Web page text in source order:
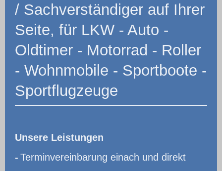
/ Sachverständiger auf Ihrer
Seite, für LKW - Auto -
Oldtimer - Motorrad - Roller
- Wohnmobile - Sportboote -
Sportflugzeuge
Unsere Leistungen
- Terminvereinbarung einach und direkt